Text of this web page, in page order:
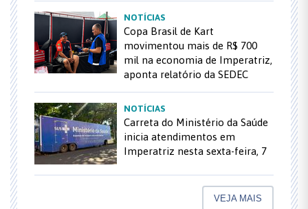
NOTÍCIAS
Copa Brasil de Kart
movimentou mais de R$ 700
mil na economia de Imperatriz,
aponta relatório da SEDEC
NOTÍCIAS
Carreta do Ministério da Saúde
inicia atendimentos em
Imperatriz nesta sexta-feira, 7
VEJA MAIS